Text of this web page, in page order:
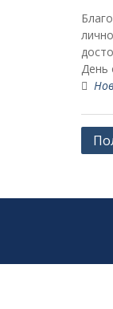
День